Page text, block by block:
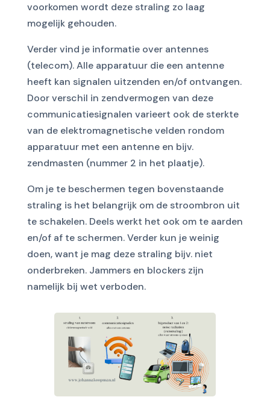
voorkomen wordt deze straling zo laag
mogelijk gehouden.
Verder vind je informatie over antennes
(telecom). Alle apparatuur die een antenne
heeft kan signalen uitzenden en/of ontvangen.
Door verschil in zendvermogen van deze
communicatiesignalen varieert ook de sterkte
van de elektromagnetische velden rondom
apparatuur met een antenne en bijv.
zendmasten (nummer 2 in het plaatje).
Om je te beschermen tegen bovenstaande
straling is het belangrijk om de stroombron uit
te schakelen. Deels werkt het ook om te aarden
en/of af te schermen. Verder kun je weinig
doen, want je mag deze straling bijv. niet
onderbreken. Jammers en blockers zijn
namelijk bij wet verboden.